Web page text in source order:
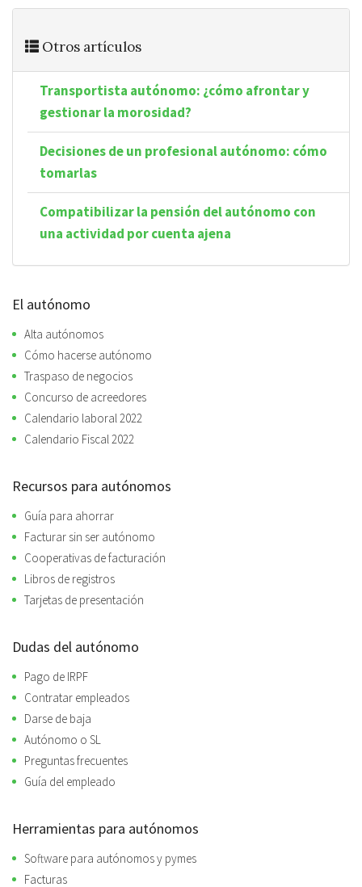
Otros artículos
Transportista autónomo: ¿cómo afrontar y
gestionar la morosidad?
Decisiones de un profesional autónomo: cómo
tomarlas
Compatibilizar la pensión del autónomo con
una actividad por cuenta ajena
El autónomo
Alta autónomos
Cómo hacerse autónomo
Traspaso de negocios
Concurso de acreedores
Calendario laboral 2022
Calendario Fiscal 2022
Recursos para autónomos
Guía para ahorrar
Facturar sin ser autónomo
Cooperativas de facturación
Libros de registros
Tarjetas de presentación
Dudas del autónomo
Pago de IRPF
Contratar empleados
Darse de baja
Autónomo o SL
Preguntas frecuentes
Guía del empleado
Herramientas para autónomos
Software para autónomos y pymes
Facturas